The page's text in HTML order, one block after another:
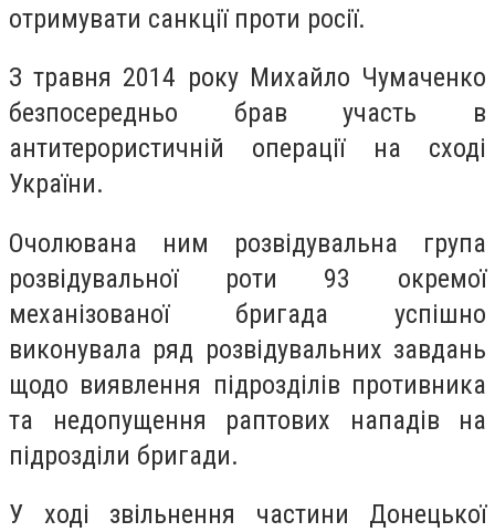
отримувати санкції проти росії.
З травня 2014 року Михайло Чумаченко
безпосередньо брав участь в
антитерористичній операції на сході
України.
Очолювана ним розвідувальна група
розвідувальної роти 93 окремої
механізованої бригада успішно
виконувала ряд розвідувальних завдань
щодо виявлення підрозділів противника
та недопущення раптових нападів на
підрозділи бригади.
У ході звільнення частини Донецької